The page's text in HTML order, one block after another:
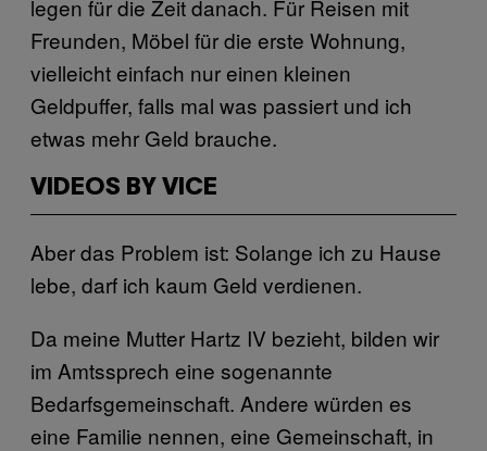
legen für die Zeit danach. Für Reisen mit
Freunden, Möbel für die erste Wohnung,
vielleicht einfach nur einen kleinen
Geldpuffer, falls mal was passiert und ich
etwas mehr Geld brauche.
VIDEOS BY VICE
Aber das Problem ist: Solange ich zu Hause
lebe, darf ich kaum Geld verdienen.
Da meine Mutter Hartz IV bezieht, bilden wir
im Amtssprech eine sogenannte
Bedarfsgemeinschaft. Andere würden es
eine Familie nennen, eine Gemeinschaft, in